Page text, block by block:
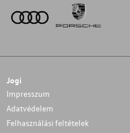
Jogi
Impresszum
Adatvédelem
Felhasználási feltételek